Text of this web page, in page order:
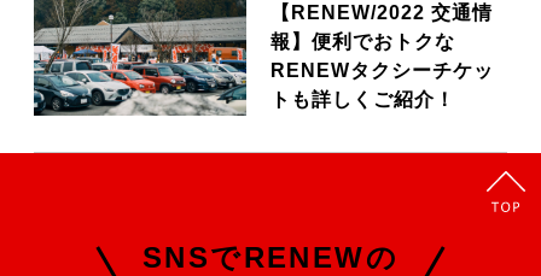
【RENEW/2022 交通情
報】便利でおトクな
RENEWタクシーチケッ
トも詳しくご紹介！
SNSでRENEWの